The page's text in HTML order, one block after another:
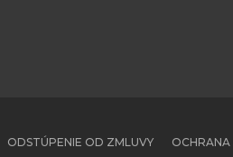
ODSTÚPENIE OD ZMLUVY